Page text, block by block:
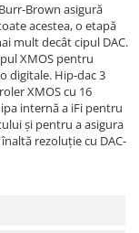
Brown asigură
acestea, o etapă
mult decât cipul DAC.
XMOS pentru
digitale. Hip-dac 3
XMOS cu 16
internă a iFi pentru
și pentru a asigura
rezoluție cu DAC-